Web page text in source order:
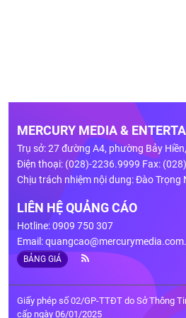
MERCURY MEDIA &
Trụ sở: 27 đường A4, phường Bảy
Điện thoại: (028)-2236.9999 Fax:
Chịu trách nhiệm nội dung: Đào Trọng
LIÊN HỆ QUẢNG CÁO
Hotline: 0909 750 307
Email:
BẢNG GIÁ
Giấy phép số 02/GP-TTĐT do Sở Thông
cấp ngày 06/01/2025